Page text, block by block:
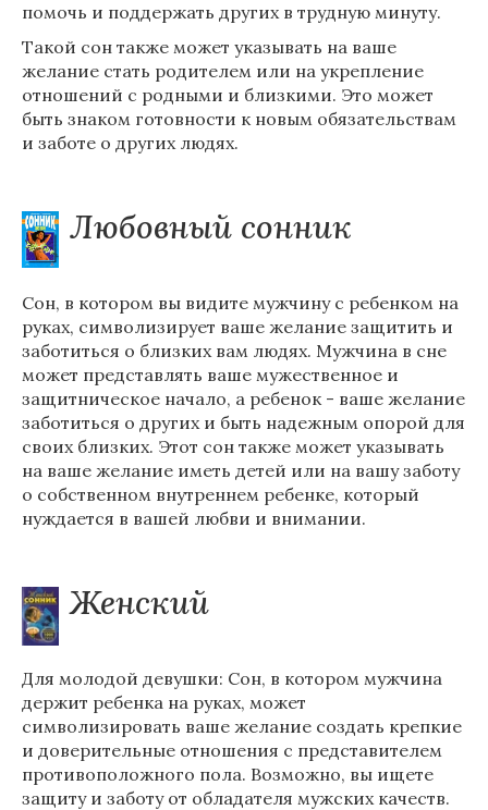
помочь и поддержать других в трудную минуту.
Такой сон также может указывать на ваше
желание стать родителем или на укрепление
отношений с родными и близкими. Это может
быть знаком готовности к новым обязательствам
и заботе о других людях.
Любовный сонник
Сон, в котором вы видите мужчину с ребенком на
руках, символизирует ваше желание защитить и
заботиться о близких вам людях. Мужчина в сне
может представлять ваше мужественное и
защитническое начало, а ребенок - ваше желание
заботиться о других и быть надежным опорой для
своих близких. Этот сон также может указывать
на ваше желание иметь детей или на вашу заботу
о собственном внутреннем ребенке, который
нуждается в вашей любви и внимании.
Женский
Для молодой девушки: Сон, в котором мужчина
держит ребенка на руках, может
символизировать ваше желание создать крепкие
и доверительные отношения с представителем
противоположного пола. Возможно, вы ищете
защиту и заботу от обладателя мужских качеств.